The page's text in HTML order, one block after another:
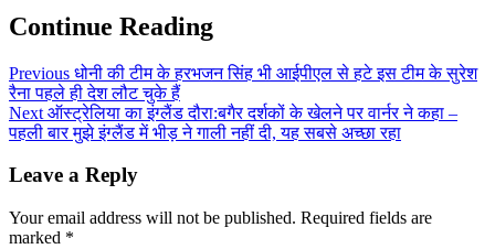
Continue Reading
Previous धोनी की टीम के हरभजन सिंह भी आईपीएल से हटे इस टीम के सुरेश
रैना पहले ही देश लौट चुके हैं
Next ऑस्ट्रेलिया का इंग्लैंड दौरा:बगैर दर्शकों के खेलने पर वार्नर ने कहा –
पहली बार मुझे इंग्लैंड में भीड़ ने गाली नहीं दी, यह सबसे अच्छा रहा
Leave a Reply
Your email address will not be published. Required fields are
marked *